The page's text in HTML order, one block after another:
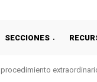
SECCIONES